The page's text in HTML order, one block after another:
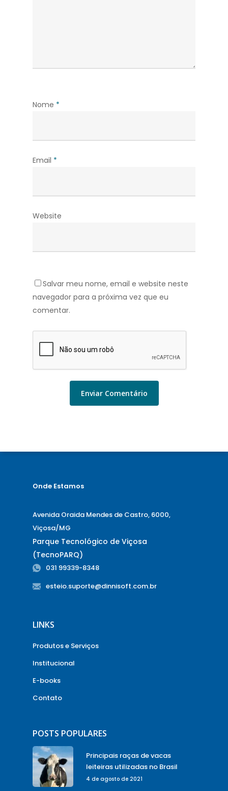
Nome *
Email *
Website
Salvar meu nome, email e website neste
navegador para a próxima vez que eu
comentar.
Onde Estamos
Avenida Oraida Mendes de Castro, 6000,
Viçosa/MG
Parque Tecnológico de Viçosa
(TecnoPARQ)
031 99339-8348
esteio.suporte@dinnisoft.com.br
LINKS
Produtos e Serviços
Institucional
E-books
Contato
POSTS POPULARES
Principais raças de vacas
leiteiras utilizadas no Brasil
4 de agosto de 2021